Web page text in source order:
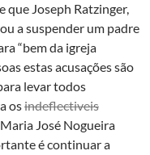
que Joseph Ratzinger,
a suspender um padre
“bem da igreja
estas acusações são
levar todos
osindeflectiveis
José Nogueira
é continuar a